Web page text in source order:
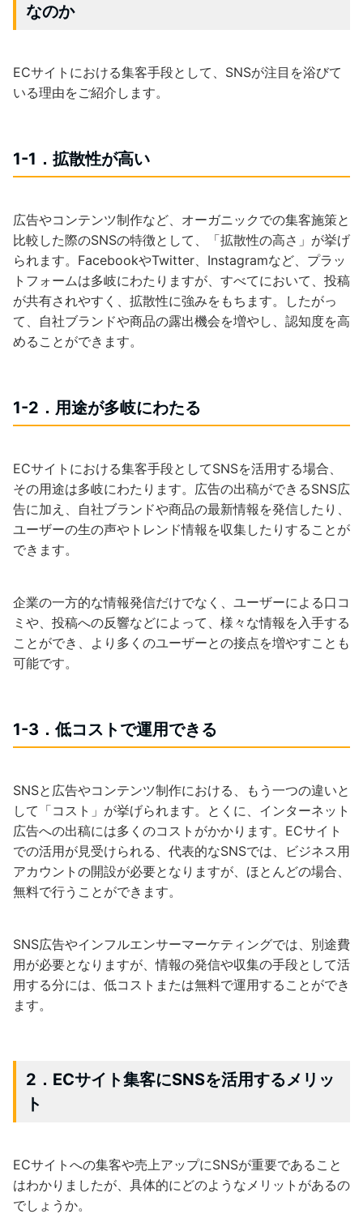
なのか
ECサイトにおける集客手段として、SNSが注目を浴びて
いる理由をご紹介します。
1-1．拡散性が高い
広告やコンテンツ制作など、オーガニックでの集客施策と
比較した際のSNSの特徴として、「拡散性の高さ」が挙げ
られます。FacebookやTwitter、Instagramなど、プラッ
トフォームは多岐にわたりますが、すべてにおいて、投稿
が共有されやすく、拡散性に強みをもちます。したがっ
て、自社ブランドや商品の露出機会を増やし、認知度を高
めることができます。
1-2．用途が多岐にわたる
ECサイトにおける集客手段としてSNSを活用する場合、
その用途は多岐にわたります。広告の出稿ができるSNS広
告に加え、自社ブランドや商品の最新情報を発信したり、
ユーザーの生の声やトレンド情報を収集したりすることが
できます。
企業の一方的な情報発信だけでなく、ユーザーによる口コ
ミや、投稿への反響などによって、様々な情報を入手する
ことができ、より多くのユーザーとの接点を増やすことも
可能です。
1-3．低コストで運用できる
SNSと広告やコンテンツ制作における、もう一つの違いと
して「コスト」が挙げられます。とくに、インターネット
広告への出稿には多くのコストがかかります。ECサイト
での活用が見受けられる、代表的なSNSでは、ビジネス用
アカウントの開設が必要となりますが、ほとんどの場合、
無料で行うことができます。
SNS広告やインフルエンサーマーケティングでは、別途費
用が必要となりますが、情報の発信や収集の手段として活
用する分には、低コストまたは無料で運用することができ
ます。
2．ECサイト集客にSNSを活用するメリッ
ト
ECサイトへの集客や売上アップにSNSが重要であること
はわかりましたが、具体的にどのようなメリットがあるの
でしょうか。